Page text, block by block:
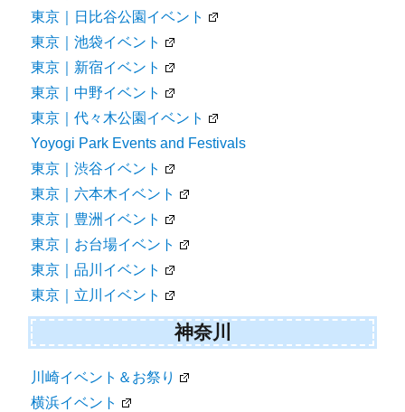
東京｜日比谷公園イベント
東京｜池袋イベント
東京｜新宿イベント
東京｜中野イベント
東京｜代々木公園イベント
Yoyogi Park Events and Festivals
東京｜渋谷イベント
東京｜六本木イベント
東京｜豊洲イベント
東京｜お台場イベント
東京｜品川イベント
東京｜立川イベント
神奈川
川崎イベント＆お祭り
横浜イベント